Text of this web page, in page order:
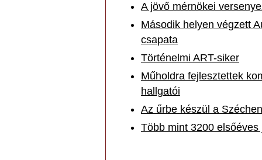
A jövő mérnökei
Második helyen végzett
csapata
Történelmi ART-siker
Műholdra fejlesztettek
hallgatói
Az űrbe készül a
Több mint 3200